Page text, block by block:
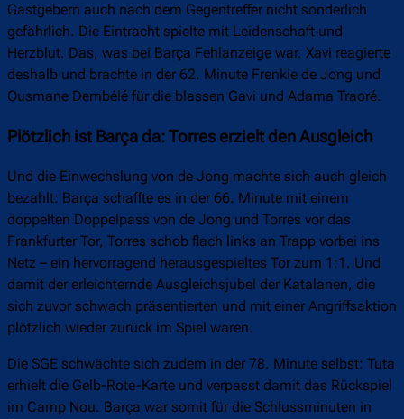
Gastgebern auch nach dem Gegentreffer nicht sonderlich
gefährlich. Die Eintracht spielte mit Leidenschaft und
Herzblut. Das, was bei Barça Fehlanzeige war. Xavi reagierte
deshalb und brachte in der 62. Minute Frenkie de Jong und
Ousmane Dembélé für die blassen Gavi und Adama Traoré.
Plötzlich ist Barça da: Torres erzielt den Ausgleich
Und die Einwechslung von de Jong machte sich auch gleich
bezahlt: Barça schaffte es in der 66. Minute mit einem
doppelten Doppelpass von de Jong und Torres vor das
Frankfurter Tor, Torres schob flach links an Trapp vorbei ins
Netz – ein hervorragend herausgespieltes Tor zum 1:1. Und
damit der erleichternde Ausgleichsjubel der Katalanen, die
sich zuvor schwach präsentierten und mit einer Angriffsaktion
plötzlich wieder zurück im Spiel waren.
Die SGE schwächte sich zudem in der 78. Minute selbst: Tuta
erhielt die Gelb-Rote-Karte und verpasst damit das Rückspiel
im Camp Nou. Barça war somit für die Schlussminuten in